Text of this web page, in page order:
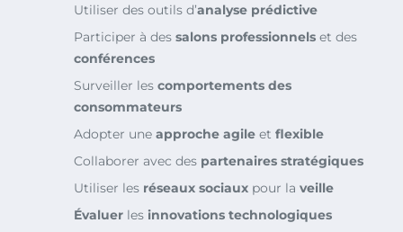
Utiliser des outils d’analyse prédictive
Participer à des salons professionnels et des
conférences
Surveiller les comportements des
consommateurs
Adopter une approche agile et flexible
Collaborer avec des partenaires stratégiques
Utiliser les réseaux sociaux pour la veille
Évaluer les innovations technologiques